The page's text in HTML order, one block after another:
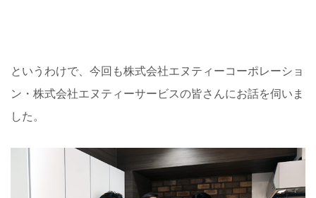
というわけで、今回も株式会社エヌティーコーポレーショ
ン・株式会社エヌティーサービスの皆さんにお話を伺いま
した。